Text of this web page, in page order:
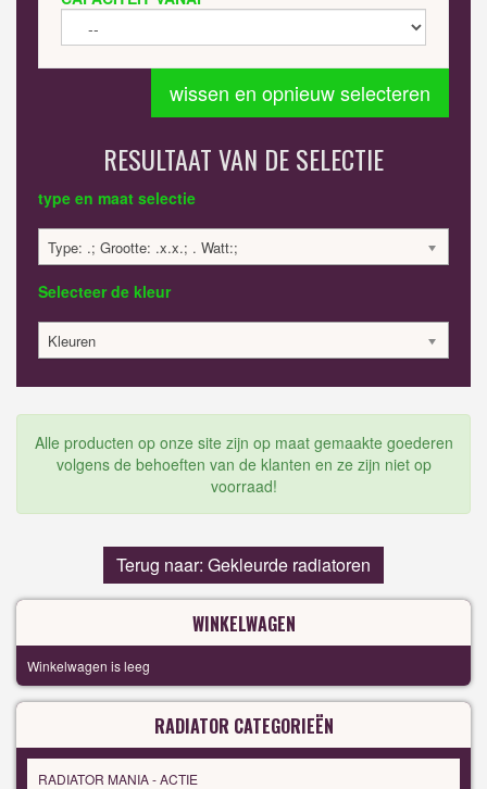
wissen en opnieuw selecteren
RESULTAAT VAN DE SELECTIE
type en maat selectie
Type: .; Grootte: .x.x.; . Watt:;
Selecteer de kleur
Kleuren
Alle producten op onze site zijn op maat gemaakte goederen
volgens de behoeften van de klanten en ze zijn niet op
voorraad!
Terug naar: Gekleurde radiatoren
WINKELWAGEN
Winkelwagen is leeg
RADIATOR CATEGORIEËN
RADIATOR MANIA - ACTIE